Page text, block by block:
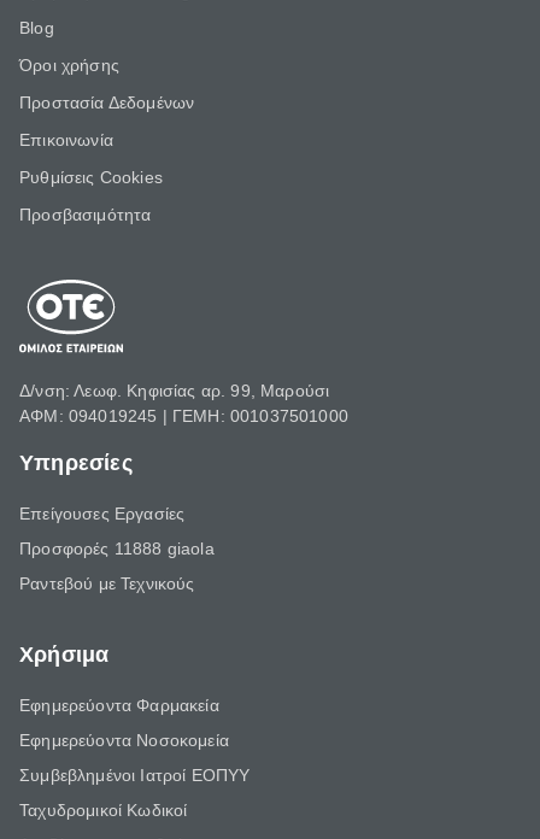
Blog
Όροι χρήσης
Προστασία Δεδομένων
Επικοινωνία
Ρυθμίσεις Cookies
Προσβασιμότητα
Δ/νση: Λεωφ. Κηφισίας αρ. 99, Μαρούσι
ΑΦΜ: 094019245 | ΓΕΜΗ: 001037501000
Υπηρεσίες
Επείγουσες Εργασίες
Προσφορές 11888 giaola
Ραντεβού με Τεχνικούς
Χρήσιμα
Εφημερεύοντα Φαρμακεία
Εφημερεύοντα Νοσοκομεία
Συμβεβλημένοι Ιατροί ΕΟΠΥΥ
Ταχυδρομικοί Κωδικοί